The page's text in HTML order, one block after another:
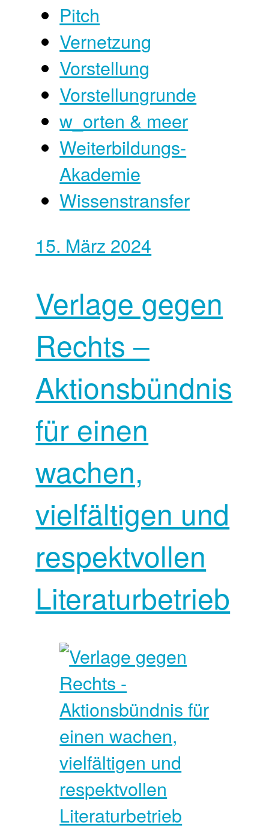
Pitch
Vernetzung
Vorstellung
Vorstellungrunde
w_orten & meer
Weiterbildungs-
Akademie
Wissenstransfer
15. März 2024
Verlage gegen
Rechts –
Aktionsbündnis
für einen
wachen,
vielfältigen und
respektvollen
Literaturbetrieb